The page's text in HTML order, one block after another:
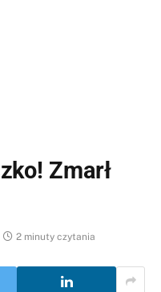
Zmarł
2 minuty czytania